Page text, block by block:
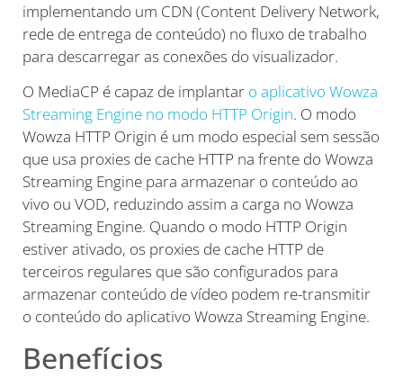
implementando um CDN (Content Delivery Network,
rede de entrega de conteúdo) no fluxo de trabalho
para descarregar as conexões do visualizador.
O MediaCP é capaz de implantar o aplicativo Wowza
Streaming Engine no modo HTTP Origin. O modo
Wowza HTTP Origin é um modo especial sem sessão
que usa proxies de cache HTTP na frente do Wowza
Streaming Engine para armazenar o conteúdo ao
vivo ou VOD, reduzindo assim a carga no Wowza
Streaming Engine. Quando o modo HTTP Origin
estiver ativado, os proxies de cache HTTP de
terceiros regulares que são configurados para
armazenar conteúdo de vídeo podem re-transmitir
o conteúdo do aplicativo Wowza Streaming Engine.
Benefícios